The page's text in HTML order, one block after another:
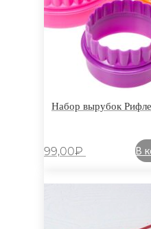
Набор вырубок
99,00₽ В